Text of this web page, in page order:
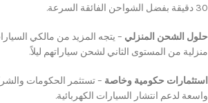
30 دقيقة بفضل الشواحن الفائقة السرعة.
حلول الشحن المنزلي – يتجه المزيد من مالكي
منزلية من المستوى الثاني لشحن سياراتهم ليلاً.
استثمارات حكومية وخاصة – تستثمر الحكومات
واسعة لدعم انتشار السيارات الكهربائية.